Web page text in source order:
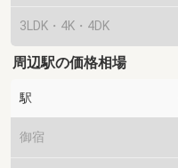
3LDK・4K・4DK
周辺駅の価格相場
駅
御宿